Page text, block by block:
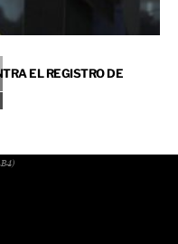
EL REGISTRO DE